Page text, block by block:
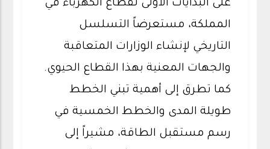
على البدايات الأولى لقطاع الكهرباء في
المملكة، مستعرضاً التسلسل
التاريخي لإنشاء الوزارات المتعاقبة
والجهات المعنية بهذا القطاع الحيوي.
كما تطرق إلى أهمية تبني الخطط
طويلة المدى والخطط الخمسية في
رسم مستقبل الطاقة، مشيراً إلى